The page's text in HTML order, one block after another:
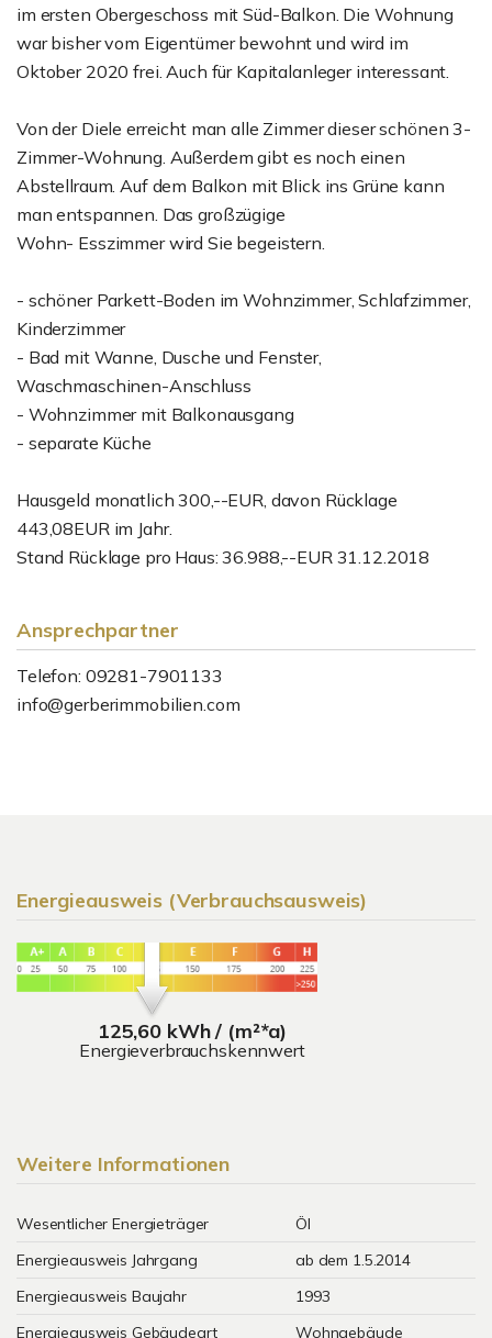
im ersten Obergeschoss mit Süd-Balkon. Die Wohnung
war bisher vom Eigentümer bewohnt und wird im
Oktober 2020 frei. Auch für Kapitalanleger interessant.
Von der Diele erreicht man alle Zimmer dieser schönen 3-
Zimmer-Wohnung. Außerdem gibt es noch einen
Abstellraum. Auf dem Balkon mit Blick ins Grüne kann
man entspannen. Das großzügige
Wohn- Esszimmer wird Sie begeistern.
- schöner Parkett-Boden im Wohnzimmer, Schlafzimmer,
Kinderzimmer
- Bad mit Wanne, Dusche und Fenster,
Waschmaschinen-Anschluss
- Wohnzimmer mit Balkonausgang
- separate Küche
Hausgeld monatlich 300,--EUR, davon Rücklage
443,08EUR im Jahr.
Stand Rücklage pro Haus: 36.988,--EUR 31.12.2018
Ansprechpartner
Telefon: 09281-7901133
info@gerberimmobilien.com
Energieausweis (Verbrauchsausweis)
125,60 kWh / (m²*a)
Energieverbrauchskennwert
Weitere Informationen
Wesentlicher Energieträger
Öl
Energieausweis Jahrgang
ab dem 1.5.2014
Energieausweis Baujahr
1993
Energieausweis Gebäudeart
Wohngebäude